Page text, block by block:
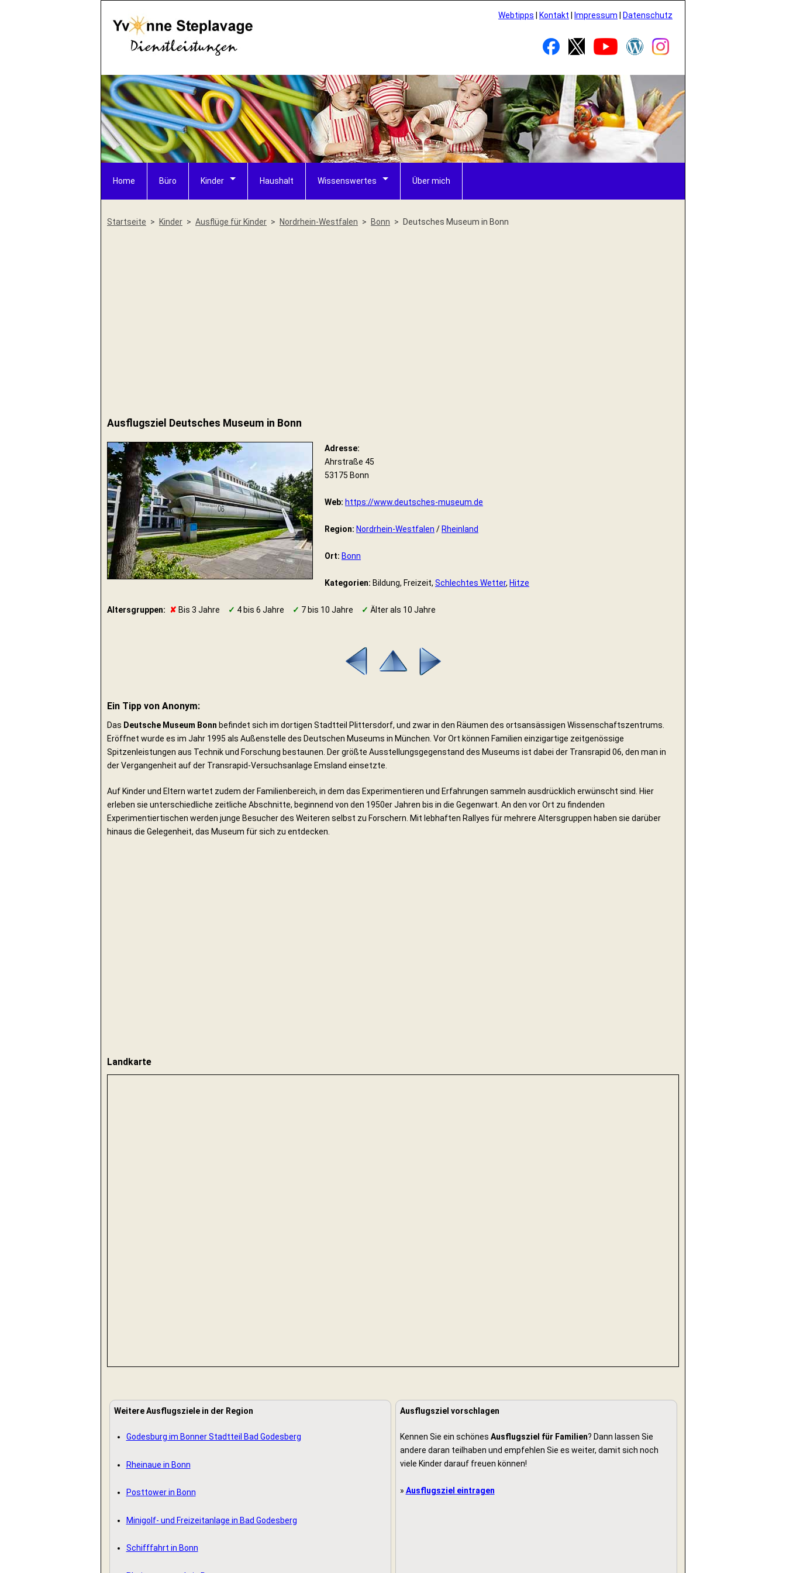
Webtipps Kontakt Impressum Datenschutz
Home Büro Kinder Haushalt Wissenswertes Über mich
Startseite Kinder Ausflüge für Kinder Nordrhein-Westfalen Bonn Deutsches Museum in Bonn
Ausflugsziel Deutsches Museum in Bonn
Adresse:
Ahrstraße 45
53175 Bonn
Web: https://www.deutsches-museum.de
Region: Nordrhein-Westfalen / Rheinland
Ort: Bonn
Kategorien: Bildung, Freizeit, Schlechtes Wetter, Hitze
Altersgruppen: ✘ Bis 3 Jahre ✓ 4 bis 6 Jahre ✓ 7 bis 10 Jahre ✓ Älter als 10 Jahre
Ein Tipp von Anonym:
Das Deutsche Museum Bonn befindet sich im dortigen Stadtteil Plittersdorf, und zwar in den Räumen des ortsansässigen Wissenschaftszentrums.
Eröffnet wurde es im Jahr 1995 als Außenstelle des Deutschen Museums in München. Vor Ort können Familien einzigartige zeitgenössige
Spitzenleistungen aus Technik und Forschung bestaunen. Der größte Ausstellungsgegenstand des Museums ist dabei der Transrapid 06, den man in
der Vergangenheit auf der Transrapid-Versuchsanlage Emsland einsetzte.
Auf Kinder und Eltern wartet zudem der Familienbereich, in dem das Experimentieren und Erfahrungen sammeln ausdrücklich erwünscht sind. Hier
erleben sie unterschiedliche zeitliche Abschnitte, beginnend von den 1950er Jahren bis in die Gegenwart. An den vor Ort zu findenden
Experimentiertischen werden junge Besucher des Weiteren selbst zu Forschern. Mit lebhaften Rallyes für mehrere Altersgruppen haben sie darüber
hinaus die Gelegenheit, das Museum für sich zu entdecken.
Landkarte
Weitere Ausflugsziele in der Region
Godesburg im Bonner Stadtteil Bad Godesberg
Rheinaue in Bonn
Posttower in Bonn
Minigolf- und Freizeitanlage in Bad Godesberg
Schifffahrt in Bonn
Ausflugsziel vorschlagen
Kennen Sie ein schönes Ausflugsziel für Familien? Dann lassen Sie
andere daran teilhaben und empfehlen Sie es weiter, damit sich noch
viele Kinder darauf freuen können!
» Ausflugsziel eintragen